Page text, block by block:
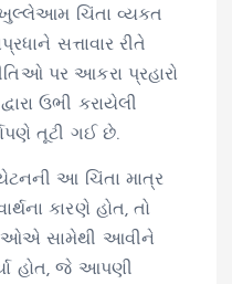
ખુલ્લેઆમ ચિંતા વ્યક્ત
સત્તાવાર રીતે
પર આકરા પ્રહારો
ઉભી કરાયેલી
તૂટી ગઈ છે.
આ ચિંતા માત્ર
કારણે હોત, તો
સામેથી આવીને
હોત, જે આપણી